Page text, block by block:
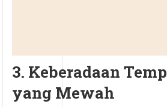
3. Keberadaan
yang Mewah